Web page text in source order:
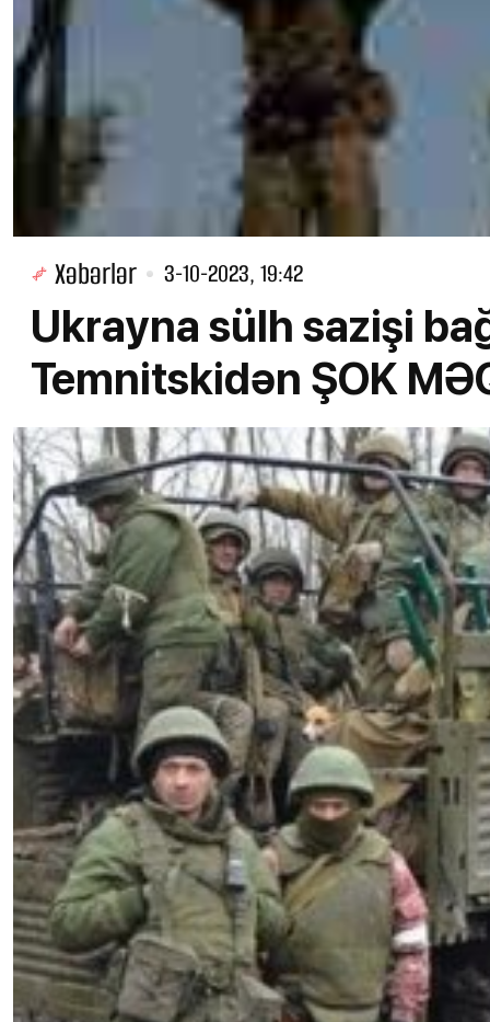
Xəbərlər 3-10-2023, 19:42
Ukrayna sülh sazişi
Temnitskidən ŞOK